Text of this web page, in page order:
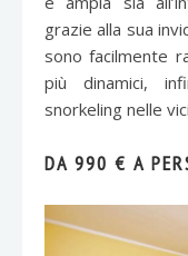
grazie alla sua
sono facilmente
più dinamici,
snorkeling nelle
DA 990 € A